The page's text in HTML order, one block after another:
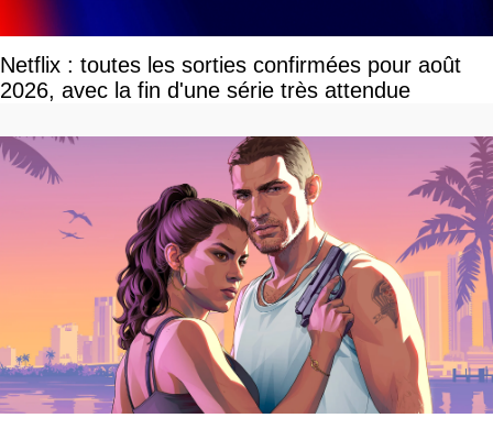
Netflix : toutes les sorties confirmées pour août
2026, avec la fin d'une série très attendue